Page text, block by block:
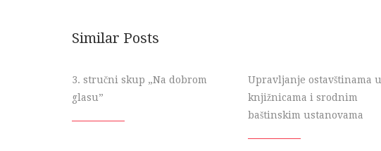
Similar Posts
3. stručni skup „Na dobrom
glasu”
Upravljanje ostavštinama u
knjižnicama i srodnim
baštinskim ustanovama